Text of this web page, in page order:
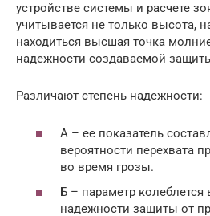
устройстве системы и расчете
учитывается не только высота,
находиться высшая точка
надежности создаваемой
Различают степень надежности:
А – ее показатель
вероятности перехвата
во время грозы.
Б – параметр колеблется
надежности защиты от